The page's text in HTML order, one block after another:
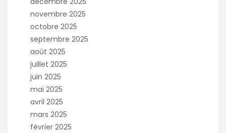
novembre 2025
octobre 2025
septembre 2025
août 2025
juillet 2025
juin 2025
mai 2025
avril 2025
mars 2025
février 2025